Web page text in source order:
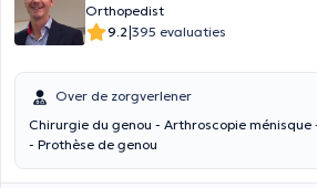
Orthopedist
9.2|395 evaluaties
Over de zorgverlener
Chirurgie du genou - Arthroscopie ménisque
- Prothèse de genou